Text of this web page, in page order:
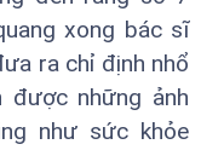
xong bác sĩ
ra chỉ định nhổ
được những ảnh
như sức khỏe